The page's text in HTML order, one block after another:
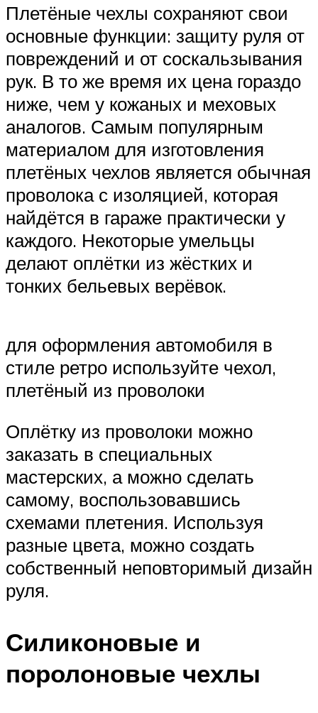
Плетёные чехлы сохраняют свои
основные функции: защиту руля от
повреждений и от соскальзывания
рук. В то же время их цена гораздо
ниже, чем у кожаных и меховых
аналогов. Самым популярным
материалом для изготовления
плетёных чехлов является обычная
проволока с изоляцией, которая
найдётся в гараже практически у
каждого. Некоторые умельцы
делают оплётки из жёстких и
тонких бельевых верёвок.
для оформления автомобиля в
стиле ретро используйте чехол,
плетёный из проволоки
Оплётку из проволоки можно
заказать в специальных
мастерских, а можно сделать
самому, воспользовавшись
схемами плетения. Используя
разные цвета, можно создать
собственный неповторимый дизайн
руля.
Силиконовые и
поролоновые чехлы